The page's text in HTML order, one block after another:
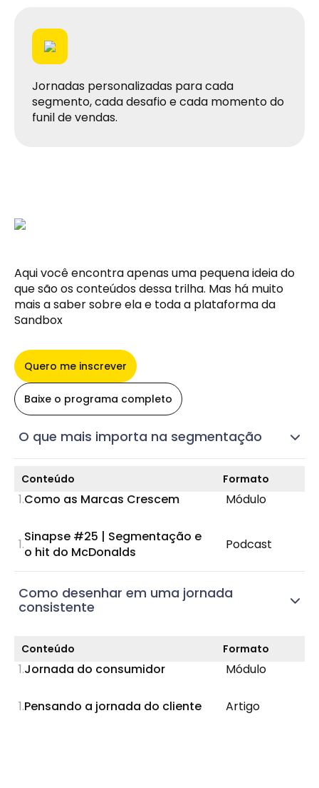
Jornadas personalizadas para cada
segmento, cada desafio e cada momento do
funil de vendas.
Aqui você encontra apenas uma pequena ideia do
que são os conteúdos dessa trilha. Mas há muito
mais a saber sobre ela e toda a plataforma da
Sandbox
Quero me inscrever
Baixe o programa completo
O que mais importa na segmentação
Conteúdo Formato
Como as Marcas Crescem Módulo
Sinapse #25 | Segmentação e
o hit do McDonalds
Podcast
Como desenhar em uma jornada
consistente
Conteúdo Formato
Jornada do consumidor Módulo
Pensando a jornada do cliente Artigo